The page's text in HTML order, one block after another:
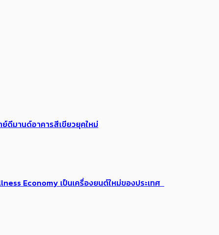
ย์ดีมานด์อาคารสีเขียวยุคใหม่
Economy เป็นเครื่องยนต์ใหม่ของประเทศ